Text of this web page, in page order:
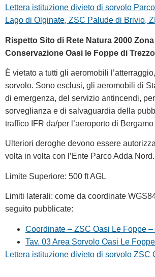
Lettera istituzione divieto di sorvolo
Lago di Olginate, ZSC Palude di Brivio,
Rispetto Sito di Rete Natura 2000
Conservazione Oasi le Foppe di
È vietato a tutti gli aeromobili
sorvolo. Sono esclusi, gli aeromobili di
di emergenza, del servizio antincendi,
sorveglianza e di salvaguardia della
traffico IFR da/per l’aeroporto di Bergamo
Ulteriori deroghe devono essere
volta in volta con l’Ente Parco Adda Nord.
Limite Superiore: 500 ft AGL
Limiti laterali: come da coordinate
seguito pubblicate:
Coordinate – ZSC Oasi Le Foppe –
Tav. 03 Area Sorvolo Oasi Le Foppe
Lettera istituzione divieto di sorvolo ZSC